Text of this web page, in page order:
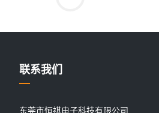
联系我们
东莞市恒祺电子科技有限公司